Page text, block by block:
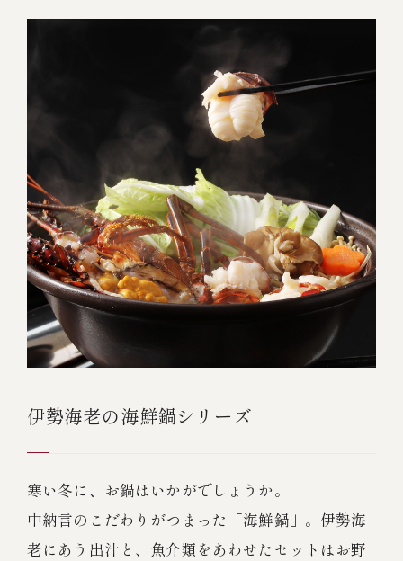
￥3,000～￥4,999
￥5,000～￥9,999
￥10,000～￥14,999
￥15,000～￥19,999
￥20,000～
その他
全商品一覧
冷凍商品一覧
伊勢海老の海鮮鍋シリーズ
寒い冬に、お鍋はいかがでしょうか。
中納言のこだわりがつまった「海鮮鍋」。伊勢海
老にあう出汁と、魚介類をあわせたセットはお野